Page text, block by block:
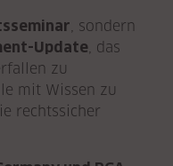
, sondern
Update, das
zu
mit Wissen zu
rechtssicher